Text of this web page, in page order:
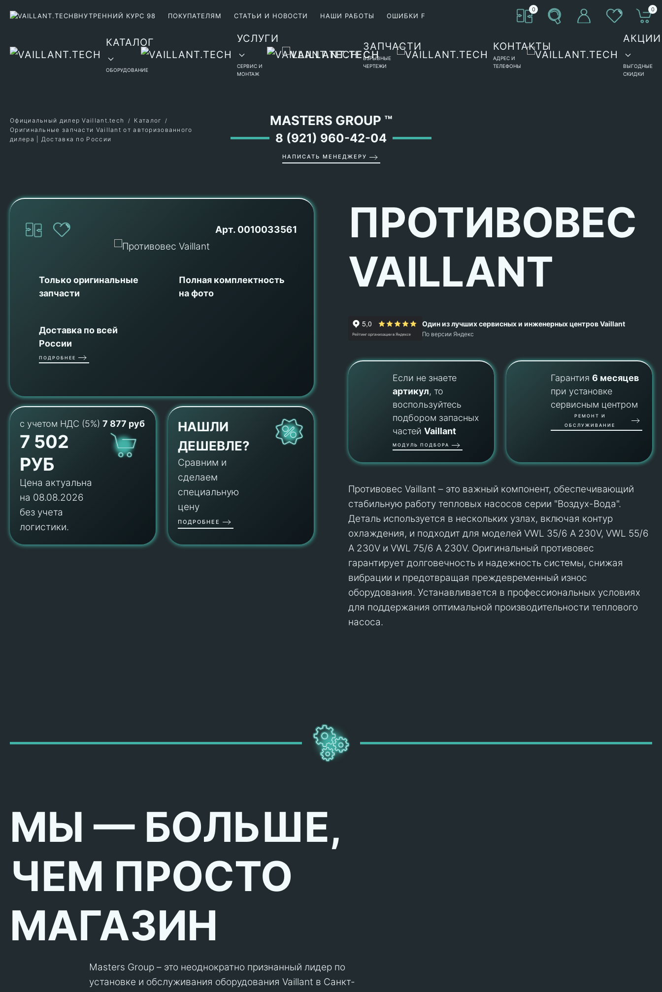
ВНУТРЕННИЙ КУРС 98 ПОКУПАТЕЛЯМ СТАТЬИ И НОВОСТИ НАШИ РАБОТЫ ОШИБКИ F
0 0
КАТАЛОГ
ОБОРУДОВАНИЕ
УСЛУГИ
СЕРВИС И
МОНТАЖ
ЗАПЧАСТИ
ВЗРЫВНЫЕ
ЧЕРТЕЖИ
КОНТАКТЫ
АДРЕС И
ТЕЛЕФОНЫ
АКЦИИ
ВЫГОДНЫЕ
СКИДКИ
MASTERS GROUP ™
8 (921) 960-42-04
НАПИСАТЬ МЕНЕДЖЕРУ
Официальный дилер Vaillant.tech
Каталог
Оригинальные запчасти Vaillant от авторизованного
дилера | Доставка по России
Арт. 0010033561
Только оригинальные
запчасти
Полная комплектность
на фото
Доставка по всей
России
ПОДРОБНЕЕ
с учетом НДС (5%) 7 877 руб
7 502
РУБ
Цена актуальна
на 08.08.2026
без учета
логистики.
НАШЛИ
ДЕШЕВЛЕ?
Сравним и
сделаем
специальную
цену
ПОДРОБНЕЕ
ПРОТИВОВЕС
VAILLANT
Один из лучших сервисных и инженерных центров Vaillant
По версии Яндекс
Если не знаете
артикул, то
воспользуйтесь
подбором запасных
частейVaillant
МОДУЛЬ ПОДБОРА
Гарантия6 месяцев
при установке
сервисным центром
РЕМОНТ И
ОБСЛУЖИВАНИЕ
Противовес Vaillant – это важный компонент, обеспечивающий
стабильную работу тепловых насосов серии "Воздух-Вода".
Деталь используется в нескольких узлах, включая контур
охлаждения, и подходит для моделей VWL 35/6 A 230V, VWL 55/6
A 230V и VWL 75/6 A 230V. Оригинальный противовес
гарантирует долговечность и надежность системы, снижая
вибрации и предотвращая преждевременный износ
оборудования. Устанавливается в профессиональных условиях
для поддержания оптимальной производительности теплового
насоса.
МЫ — БОЛЬШЕ,
ЧЕМ ПРОСТО
МАГАЗИН
Masters Group – это неоднократно признанный лидер по
установке и обслуживания оборудования Vaillant в Санкт-